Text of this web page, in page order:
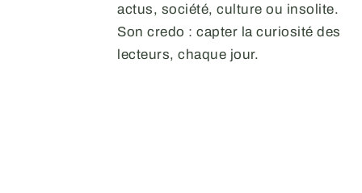
actus, société, culture ou insolite.
Son credo : capter la curiosité des
lecteurs, chaque jour.